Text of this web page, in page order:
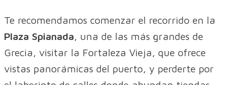
Te recomendamos comenzar el recorrido en la
Plaza Spianada, una de las más grandes de
Grecia, visitar la Fortaleza Vieja, que ofrece
vistas panorámicas del puerto, y perderte por